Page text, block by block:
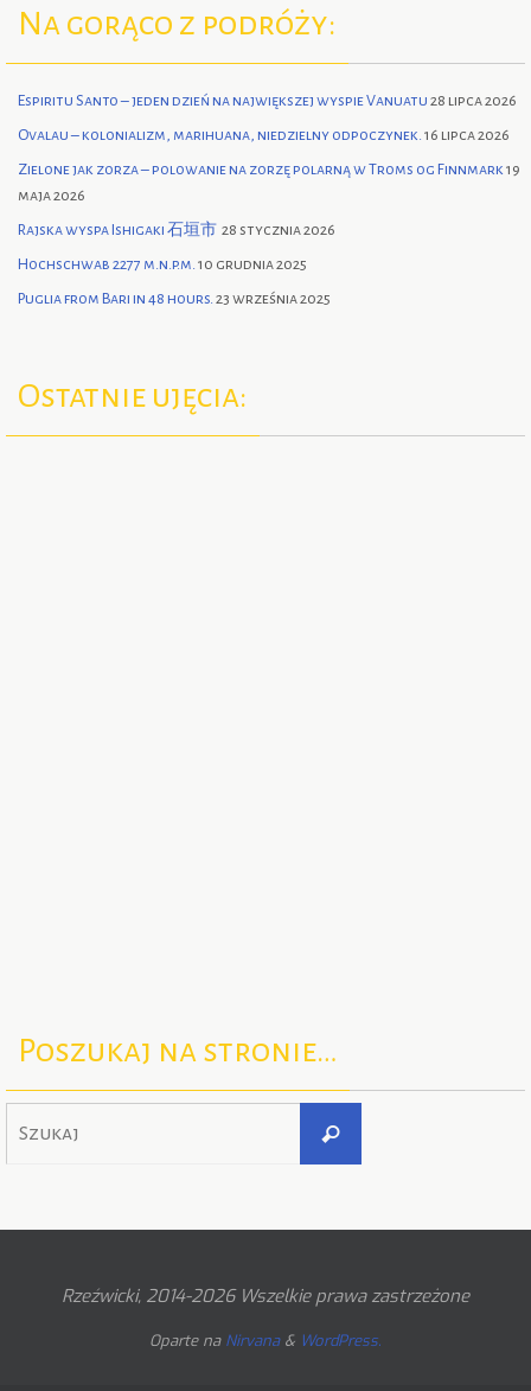
Na gorąco z podróży:
Espiritu Santo – jeden dzień na największej wyspie Vanuatu 28 lipca 2026
Ovalau – kolonializm, marihuana, niedzielny odpoczynek. 16 lipca 2026
Zielone jak zorza – polowanie na zorzę polarną w Troms og Finnmark19
maja 2026
Rajska wyspa Ishigaki 石垣市 28 stycznia 2026
Hochschwab 2277 m.n.p.m. 10 grudnia 2025
Puglia from Bari in 48 hours. 23 września 2025
Ostatnie ujęcia:
Poszukaj na stronie…
Szukaj
Rzeźwicki, 2014-2026 Wszelkie prawa zastrzeżone
Oparte na Nirvana& WordPress.